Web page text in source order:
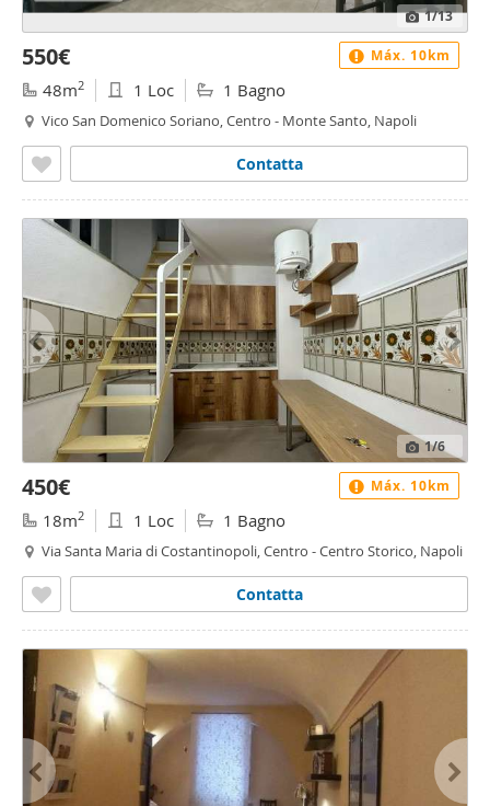
1/13
550€
48m2 1 Loc 1 Bagno
Vico San Domenico Soriano, Centro - Monte Santo, Napoli
Contatta
Máx. 10km
1/6
450€
18m2 1 Loc 1 Bagno
Via Santa Maria di Costantinopoli, Centro - Centro Storico, Napoli
Contatta
Máx. 10km